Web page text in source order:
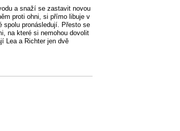
a snaží se zastavit novou
proti ohni, si přímo libuje v
spolu pronásledují. Přesto se
na které si nemohou dovolit
Lea a Richter jen dvě